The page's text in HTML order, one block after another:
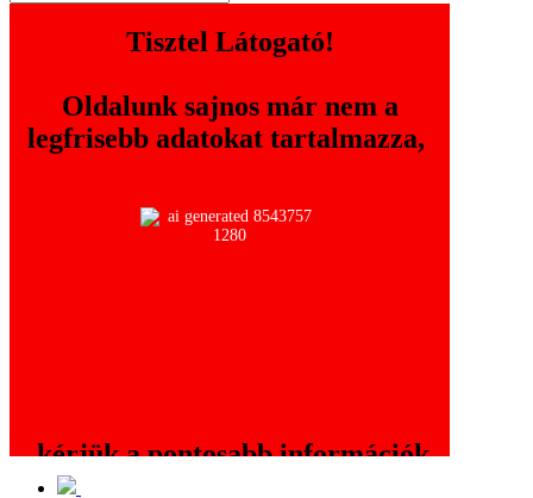
Tisztel Látogató!
Oldalunk sajnos már nem a
legfrisebb adatokat tartalmazza,
kérjük a pontosabb információk